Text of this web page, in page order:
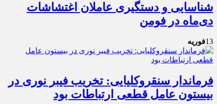
شناسایی و دستگیری عاملان اغتشاشات
دی‌ماه در فومن
13فوریه
فرماندار سنقروکلیایی: تخریب فیبر نوری در
بیستون عامل قطعی ارتباطات بود